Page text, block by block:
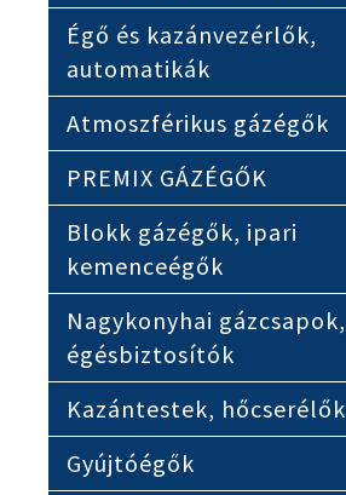
Égő és kazánvezérlők,
automatikák
Atmoszférikus gázégők
PREMIX GÁZÉGŐK
Blokk gázégők, ipari
kemenceégők
Nagykonyhai gázcsapok,
égésbiztosítók
Kazántestek, hőcserélők
Gyújtóégők